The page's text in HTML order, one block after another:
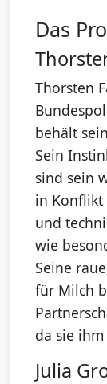
Das
Thorsten
behält
Sein
sind sein
in Konflikt
und
wie
Seine
für Milch
da sie
Julia